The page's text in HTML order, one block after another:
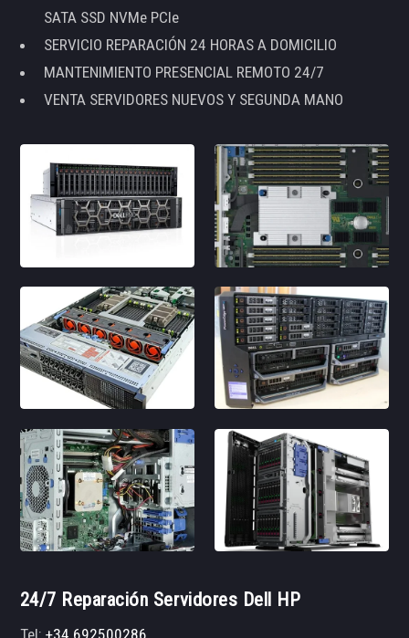
SATA SSD NVMe PCIe
SERVICIO REPARACIÓN 24 HORAS A DOMICILIO
MANTENIMIENTO PRESENCIAL REMOTO 24/7
VENTA SERVIDORES NUEVOS Y SEGUNDA MANO
24/7 Reparación Servidores Dell HP
Tel:+34 692500286